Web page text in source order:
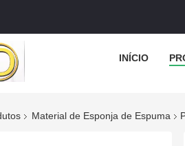
INÍCIO
Material de Esponja de Espuma